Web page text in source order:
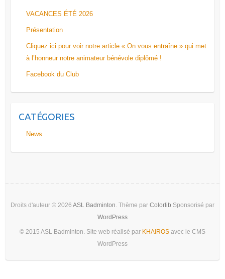
VACANCES ÉTÉ 2026
Présentation
Cliquez ici pour voir notre article « On vous entraîne » qui met
à l’honneur notre animateur bénévole diplômé !
Facebook du Club
CATÉGORIES
News
Droits d'auteur © 2026 ASL Badminton. Thème par Colorlib Sponsorisé par
WordPress
© 2015 ASL Badminton. Site web réalisé par KHAIROS avec le CMS
WordPress